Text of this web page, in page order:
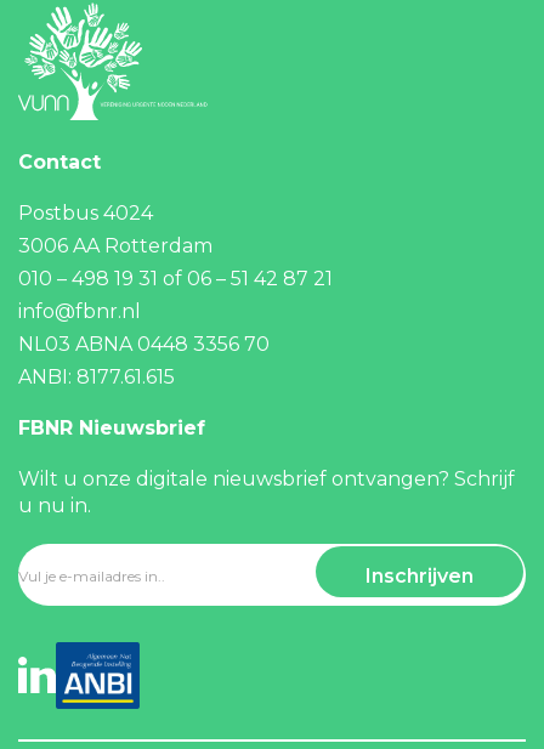
Contact
Postbus 4024
3006 AA Rotterdam
010 – 498 19 31 of 06 – 51 42 87 21
info@fbnr.nl
NL03 ABNA 0448 3356 70
ANBI: 8177.61.615
FBNR Nieuwsbrief
Wilt u onze digitale nieuwsbrief ontvangen? Schrijf
u nu in.
E-
mailadres*